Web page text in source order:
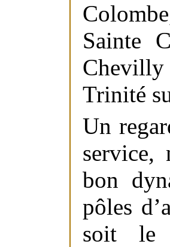
Sainte
Trinité
Un
bon
pôles
soit le